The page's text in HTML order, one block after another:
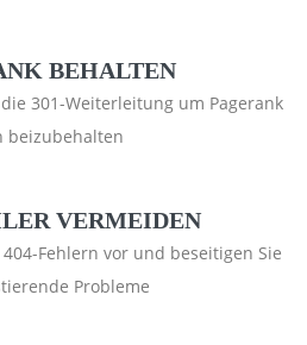
BEHALTEN
301-Weiterleitung um Pagerank
beizubehalten
VERMEIDEN
404-Fehlern vor und beseitigen Sie
Probleme